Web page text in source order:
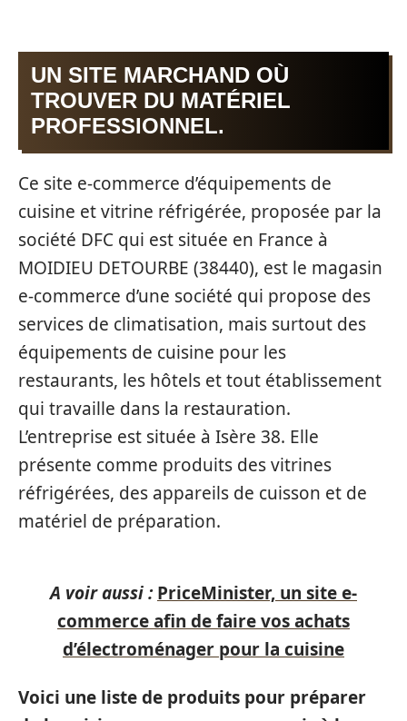
UN SITE MARCHAND OÙ
TROUVER DU MATÉRIEL
PROFESSIONNEL.
Ce site e-commerce d’équipements de
cuisine et vitrine réfrigérée, proposée par la
société DFC qui est située en France à
MOIDIEU DETOURBE (38440), est le magasin
e-commerce d’une société qui propose des
services de climatisation, mais surtout des
équipements de cuisine pour les
restaurants, les hôtels et tout établissement
qui travaille dans la restauration.
L’entreprise est située à Isère 38. Elle
présente comme produits des vitrines
réfrigérées, des appareils de cuisson et de
matériel de préparation.
A voir aussi : PriceMinister, un site e-
commerce afin de faire vos achats
d’électroménager pour la cuisine
Voici une liste de produits pour préparer